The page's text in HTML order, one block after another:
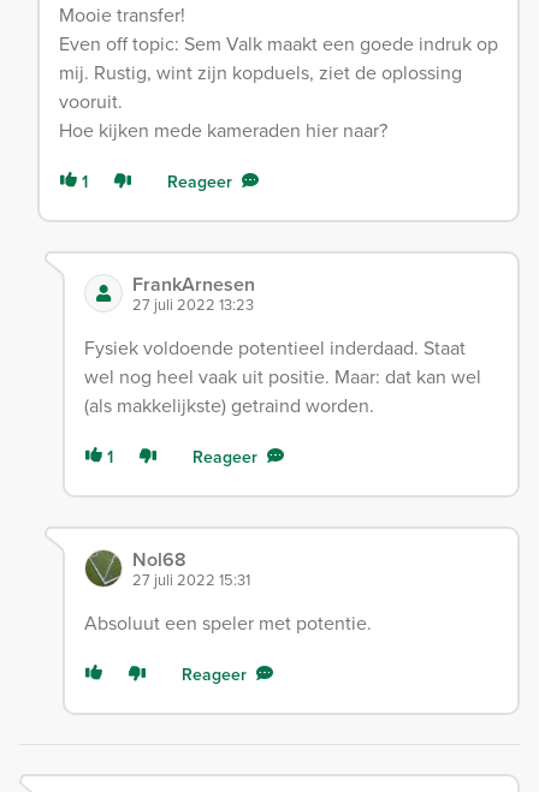
Mooie transfer!
Even off topic: Sem Valk maakt een goede indruk op
mij. Rustig, wint zijn kopduels, ziet de oplossing
vooruit.
Hoe kijken mede kameraden hier naar?
1 Reageer
FrankArnesen
27 juli 2022 13:23
Fysiek voldoende potentieel inderdaad. Staat
wel nog heel vaak uit positie. Maar: dat kan wel
(als makkelijkste) getraind worden.
1 Reageer
Nol68
27 juli 2022 15:31
Absoluut een speler met potentie.
Reageer